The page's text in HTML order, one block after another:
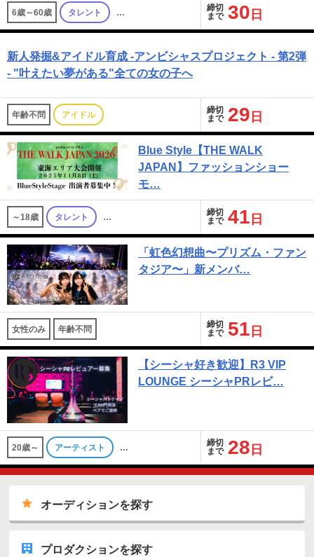
6歳～60歳 タレント …
締切
まで 30 日
新人発掘&アイドル育成 -アンビシャスプロジェクト - 第2弾
- "叶えたい夢がある"全ての女の子へ
年齢不問 アイドル
締切
まで 29 日
Blue Style【THE WALK
JAPAN】ファッションショー
モ…
～18歳 タレント …
締切
まで 41 日
「虹色幻想曲〜プリズム・ファン
タジア〜」新メンバ…
女性のみ 年齢不問
締切
まで 51 日
【シーシャ好き歓迎】R3 VIP
LOUNGE シーシャPRレビ…
20歳～ アーティスト …
締切
まで 28 日
オーディションを探す
プロダクションを探す